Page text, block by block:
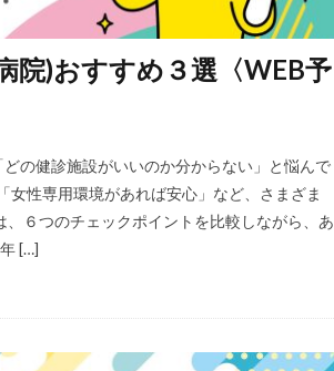
院)おすすめ３選〈WEB予
の健診施設がいいのか分からない」と悩んで
性専用環境があれば安心」など、さまざま
６つのチェックポイントを比較しながら、あ
[…]